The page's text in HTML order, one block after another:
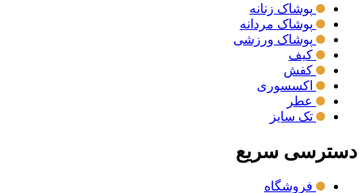
پوشاک زنانه
پوشاک مردانه
پوشاک ورزشی
کیف
کفش
اکسسوری
عطر
تک سایز
دسترسی سریع
فروشگاه